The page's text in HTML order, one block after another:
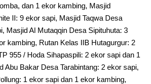
dan 1 ekor kambing, Masjid
II: 9 ekor sapi, Masjid Taqwa Desa
Masjid Al Mutaqqin Desa Sipituhuta: 3
kambing, Rutan Kelas IIB Hutagurgur: 2
955 / Hoda Sihapaspili: 2 ekor sapi dan 1
Abu Bakar Desa Tarabintang: 2 ekor sapi,
1 ekor sapi dan 1 ekor kambing,